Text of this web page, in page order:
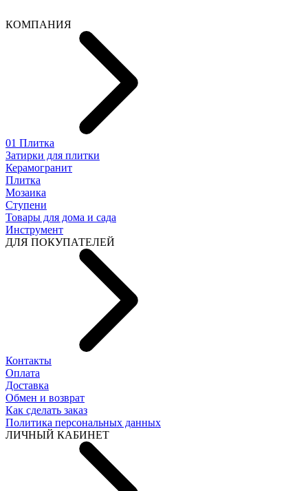
КОМПАНИЯ
01 Плитка
Затирки для плитки
Керамогранит
Плитка
Мозаика
Ступени
Товары для дома и сада
Инструмент
ДЛЯ ПОКУПАТЕЛЕЙ
Контакты
Оплата
Доставка
Обмен и возврат
Как сделать заказ
Политика персональных данных
ЛИЧНЫЙ КАБИНЕТ